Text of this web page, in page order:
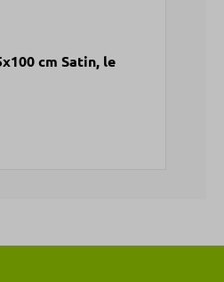
cm Satin, le